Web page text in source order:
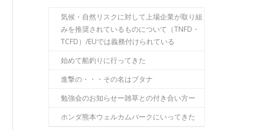
気候・自然リスクに対して上場企業が取り組
みを推奨されているものについて（TNFD・
TCFD）/EUでは義務付けられている
始めて船釣りに行ってきた
進撃の・・・その名はブタナ
勉強会のお知らせー雑草との付き合い方ー
ホンダ熊本ウェルカムパークにいってきた